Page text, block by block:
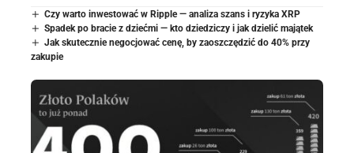
Czy warto inwestować w Ripple — analiza szans i ryzyka XRP
Spadek po bracie z dziećmi — kto dziedziczy i jak dzielić majątek
Jak skutecznie negocjować cenę, by zaoszczędzić do 40% przy
zakupie